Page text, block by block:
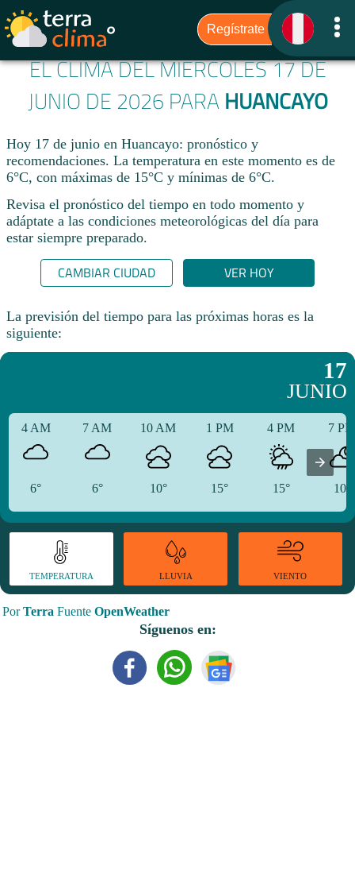
EL CLIMA DEL MIÉRCOLES 17 DE
JUNIO DE 2026 PARA HUANCAYO
Hoy 17 de junio en Huancayo: pronóstico y
recomendaciones. La temperatura en este momento es de
6°C, con máximas de 15°C y mínimas de 6°C.
Revisa el pronóstico del tiempo en todo momento y
adáptate a las condiciones meteorológicas del día para
estar siempre preparado.​
CAMBIAR CIUDAD VER HOY
La previsión del tiempo para las próximas horas es la
siguiente:
17
JUNIO
4 AM
6°
7 AM
6°
10 AM
10°
1 PM
15°
4 PM
15°
7
10°
TEMPERATURA LLUVIA VIENTO
PorTerra Fuente OpenWeather
Síguenos en: